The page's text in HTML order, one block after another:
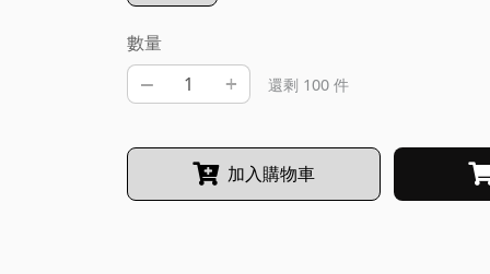
數量
– + 還剩 100 件
加入購物車